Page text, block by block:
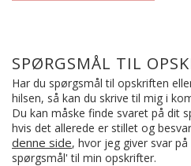
SPØRGSMÅL TIL
Har du spørgsmål til opskriften
hilsen, så kan du skrive til mig i
Du kan måske finde svaret på dit
hvis det allerede er stillet og
denne side, hvor jeg giver svar
spørgsmål' til min opskrifter.